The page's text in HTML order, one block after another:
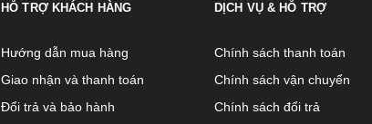
HỖ TRỢ KHÁCH HÀNG
Hướng dẫn mua hàng
Giao nhận và thanh toán
Đổi trả và bảo hành
DỊCH VỤ & HỖ TRỢ
Chính sách thanh toán
Chính sách vận chuyển
Chính sách đổi trả